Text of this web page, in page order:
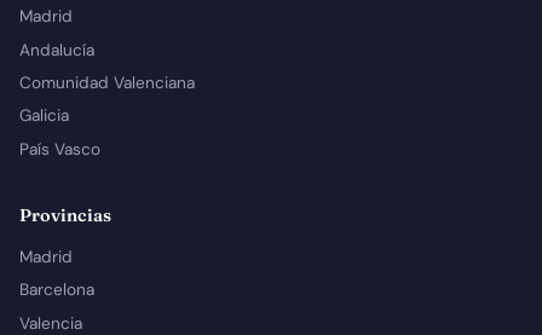
Madrid
Andalucía
Comunidad Valenciana
Galicia
País Vasco
Provincias
Madrid
Barcelona
Valencia